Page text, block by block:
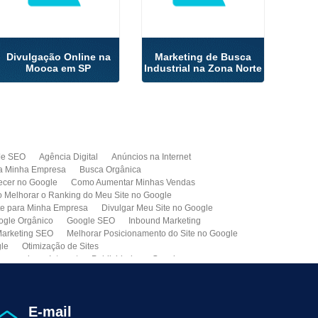
Divulgação Online na
Mooca em SP
Marketing de Busca
Industrial na Zona Norte
SEO Agência Digital
Anúncios na Internet
Minha Empresa
Busca Orgânica
no Google
Como Aumentar Minhas Vendas
Melhorar o Ranking do Meu Site no Google
para Minha Empresa
Divulgar Meu Site no Google
Orgânico Google SEO
Inbound Marketing
SEO
Melhorar Posicionamento do Site no Google
Otimização de Sites
na Internet
Publicidade no Google
de Clientes
E-mail